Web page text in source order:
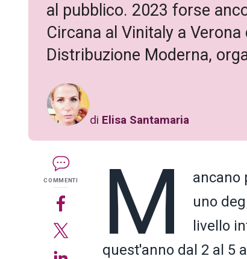
al pubblico. 2023 forse
Circana al Vinitaly a
Distribuzione Moderna,
di Elisa Santamaria
COMMENTI M ancano
uno
livello
quest'anno dal 2 al 5